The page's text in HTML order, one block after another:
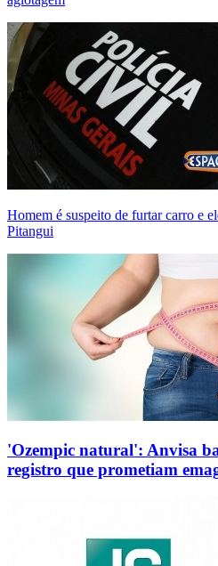
Homem é suspeito de furtar carro e
Pitangui
'Ozempic natural': Anvisa
registro que prometiam